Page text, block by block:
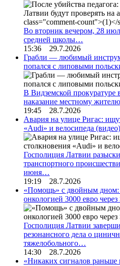
Во вторник вечером, 28
средней школы…
15:36 29.7.2026
Грабли — любимый
попался с липовыми
В Видземской прокуратуре
наказание местному
19:45 28.7.2026
Авария на улице Ригас:
«Audi» и велосипеда (видео)
Госполиция Латвии
транспортного
июня…
19:19 28.7.2026
«Помощь» с двойным дном:
онкологией 3000 евро
Госполиция Латвии
резонансного дела о
тяжелобольного…
14:30 28.7.2026
«Никаких сигналов раньше